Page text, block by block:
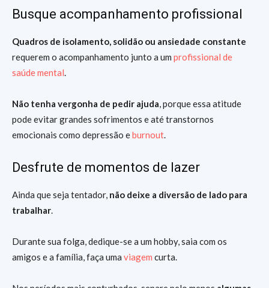
Busque acompanhamento profissional
Quadros de isolamento, solidão ou ansiedade constante
requerem o acompanhamento junto a um profissional de
saúde mental.
Não tenha vergonha de pedir ajuda, porque essa atitude
pode evitar grandes sofrimentos e até transtornos
emocionais como depressão eburnout.
Desfrute de momentos de lazer
Ainda que seja tentador, não deixe a diversão de lado para
trabalhar.
Durante sua folga, dedique-se a um hobby, saia com os
amigos e a família, faça uma viagem curta.